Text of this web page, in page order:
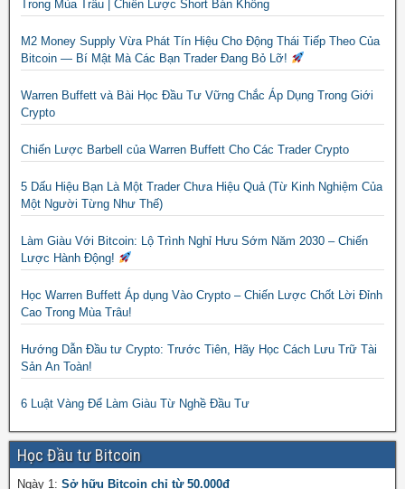
Trong Mùa Trâu | Chiến Lược Short Bán Khống
M2 Money Supply Vừa Phát Tín Hiệu Cho Động Thái Tiếp Theo Của
Bitcoin — Bí Mật Mà Các Bạn Trader Đang Bỏ Lỡ!
Warren Buffett và Bài Học Đầu Tư Vững Chắc Áp Dụng Trong Giới
Crypto
Chiến Lược Barbell của Warren Buffett Cho Các Trader Crypto
5 Dấu Hiệu Bạn Là Một Trader Chưa Hiệu Quả (Từ Kinh Nghiệm Của
Một Người Từng Như Thế)
Làm Giàu Với Bitcoin: Lộ Trình Nghỉ Hưu Sớm Năm 2030 – Chiến
Lược Hành Động!
Học Warren Buffett Áp dụng Vào Crypto – Chiến Lược Chốt Lời Đỉnh
Cao Trong Mùa Trâu!
Hướng Dẫn Đầu tư Crypto: Trước Tiên, Hãy Học Cách Lưu Trữ Tài
Sản An Toàn!
6 Luật Vàng Để Làm Giàu Từ Nghề Đầu Tư
Học Đầu tư Bitcoin
Ngày 1: Sở hữu Bitcoin chỉ từ 50.000đ